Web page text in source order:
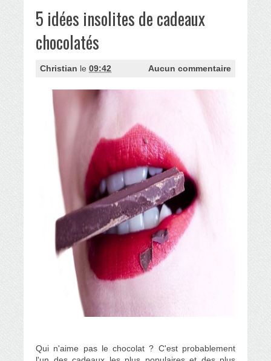
5 idées insolites de cadeaux
chocolatés
Christian le 09:42 Aucun commentaire
Qui n'aime pas le chocolat ? C'est probablement